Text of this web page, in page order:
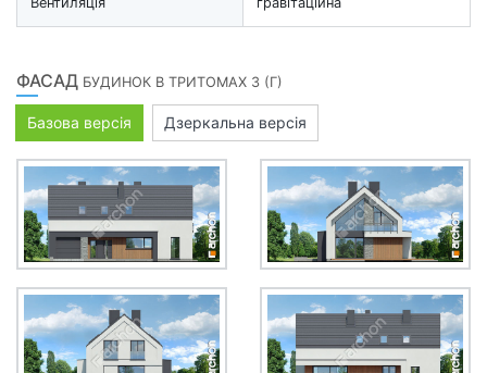
ФАСАД БУДИНОК В ТРИТОМАХ 3 (Г)
Базова версія Дзеркальна версія